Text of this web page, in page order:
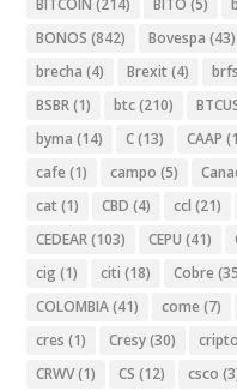
BITCOIN (214) BITO (5)
BONOS (842) Bovespa (43)
brecha (4) Brexit (4) brfs
BSBR(1) btc(210)
byma (14) C(13) CAAP
cafe (1) campo (5)
cat (1) CBD (4) ccl (21)
CEDEAR(103) CEPU (41)
cig (1) citi (18) Cobre
COLOMBIA(41) come (7)
cres (1) Cresy(30)
CRWV(1) CS (12) csco